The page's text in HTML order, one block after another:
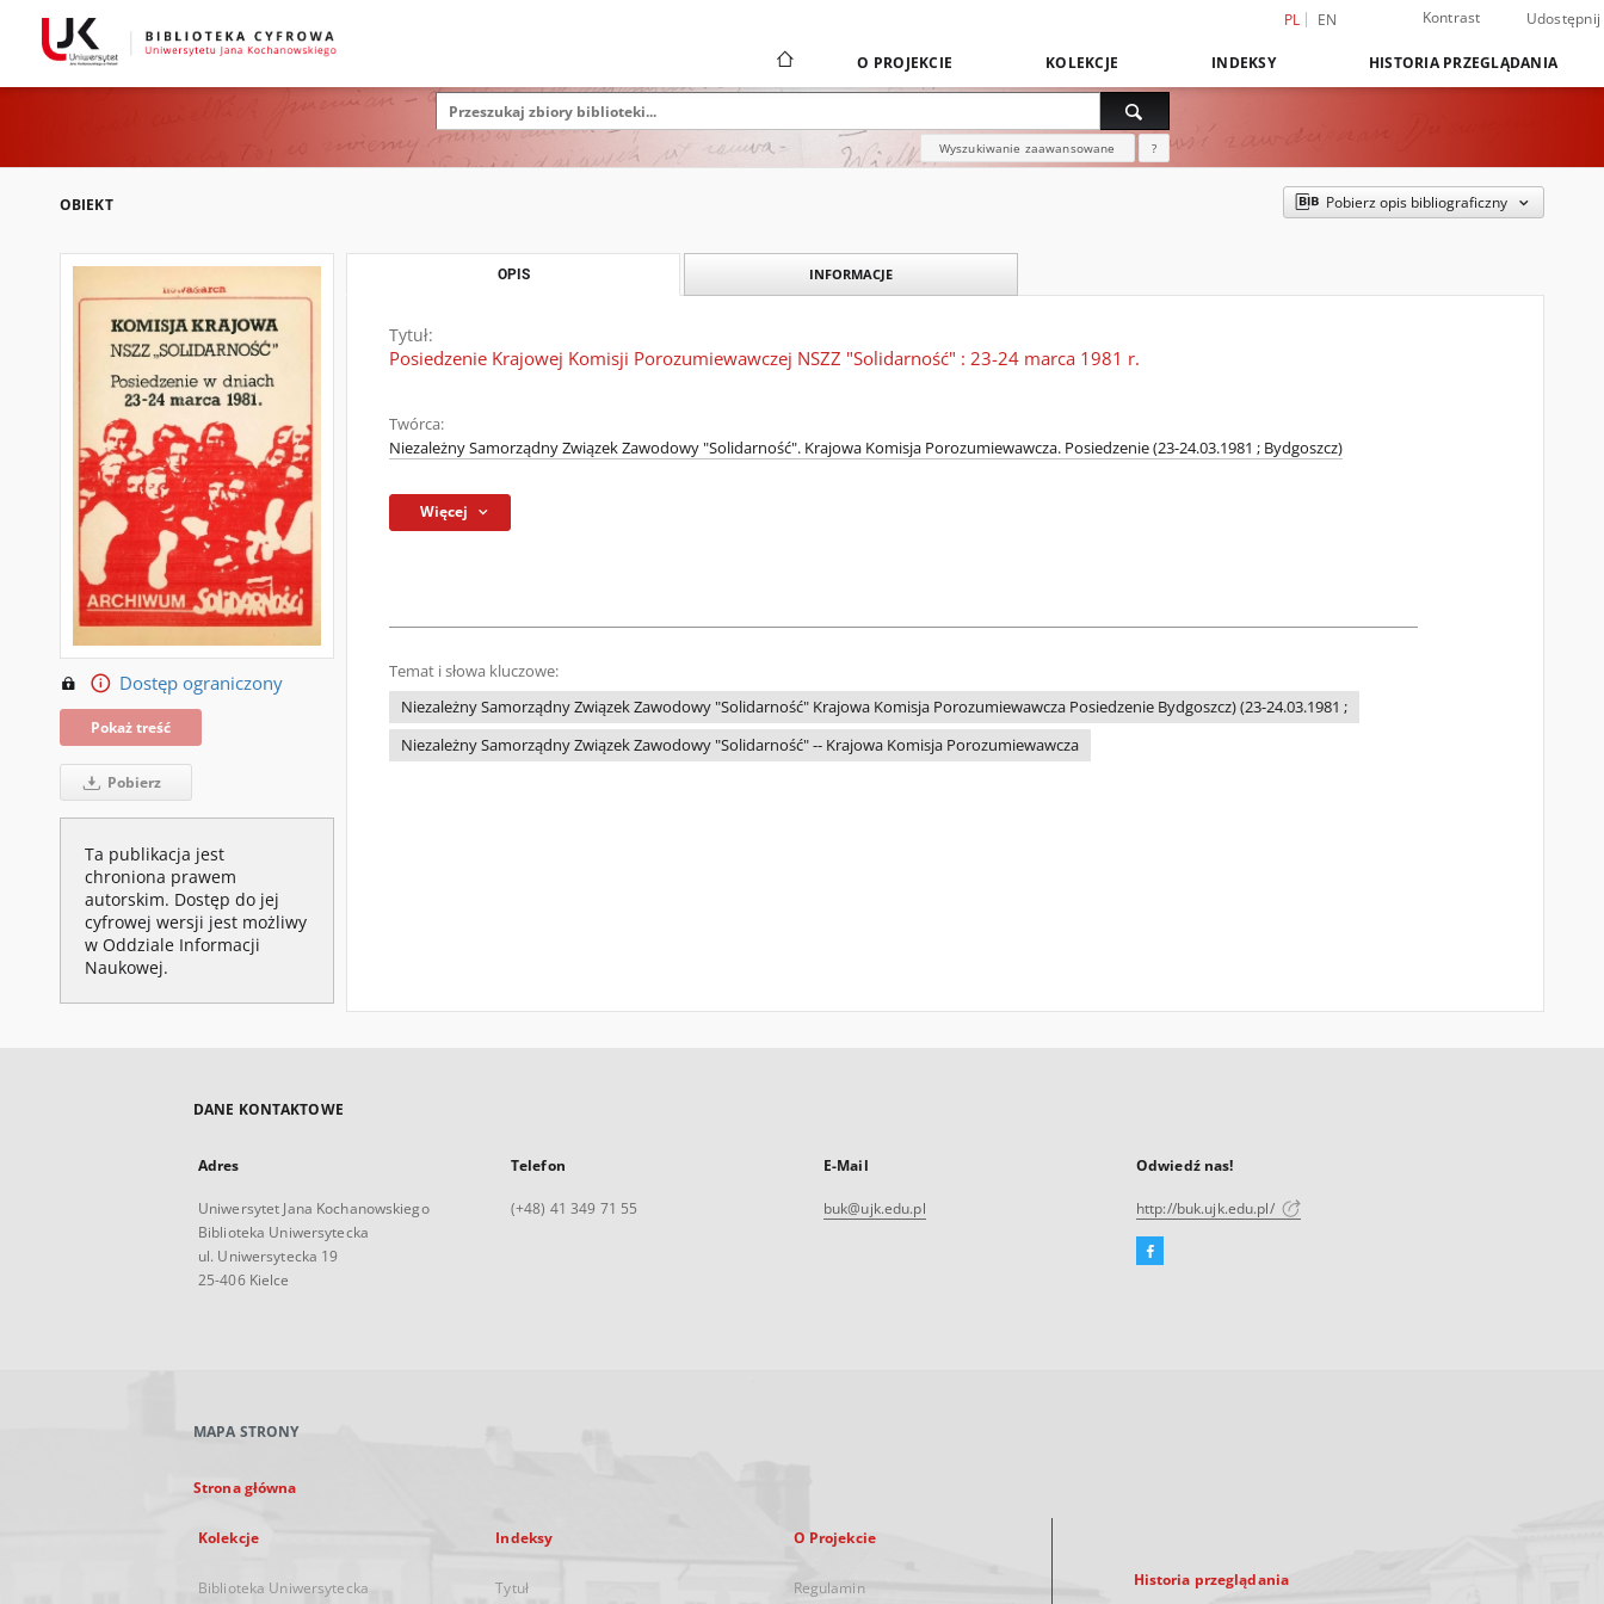
PL EN Kontrast Udostępnij
O PROJEKCIE KOLEKCJE INDEKSY HISTORIA PRZEGLĄDANIA
Wyszukiwanie zaawansowane ?
OBIEKT Pobierz opis bibliograficzny
Dostęp ograniczony
Pokaż treść
Pobierz
Ta publikacja jest
chroniona prawem
autorskim. Dostęp do jej
cyfrowej wersji jest możliwy
w Oddziale Informacji
Naukowej.
OPIS INFORMACJE
Tytuł:
Posiedzenie Krajowej Komisji Porozumiewawczej NSZZ "Solidarność" : 23-24 marca 1981 r.
Twórca:
Niezależny Samorządny Związek Zawodowy "Solidarność". Krajowa Komisja Porozumiewawcza. Posiedzenie (23-24.03.1981 ; Bydgoszcz)
Więcej
Temat i słowa kluczowe:
Niezależny Samorządny Związek Zawodowy "Solidarność" Krajowa Komisja Porozumiewawcza Posiedzenie Bydgoszcz) (23-24.03.1981 ;
Niezależny Samorządny Związek Zawodowy "Solidarność" -- Krajowa Komisja Porozumiewawcza
DANE KONTAKTOWE
Adres
Uniwersytet Jana Kochanowskiego
Biblioteka Uniwersytecka
ul. Uniwersytecka 19
25-406 Kielce
Telefon
(+48) 41 349 71 55
E-Mail
buk@ujk.edu.pl
Odwiedź nas!
http://buk.ujk.edu.pl/
Facebook
MAPA STRONY
Strona główna
Kolekcje
Biblioteka Uniwersytecka
Indeksy
Tytuł
O Projekcie
Regulamin Historia przeglądania